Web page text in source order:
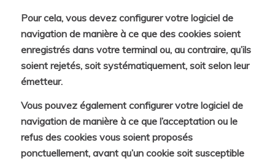
Pour cela, vous devez configurer votre logiciel de
navigation de manière à ce que des cookies soient
enregistrés dans votre terminal ou, au contraire, qu’ils
soient rejetés, soit systématiquement, soit selon leur
émetteur.
Vous pouvez également configurer votre logiciel de
navigation de manière à ce que l’acceptation ou le
refus des cookies vous soient proposés
ponctuellement, avant qu’un cookie soit susceptible